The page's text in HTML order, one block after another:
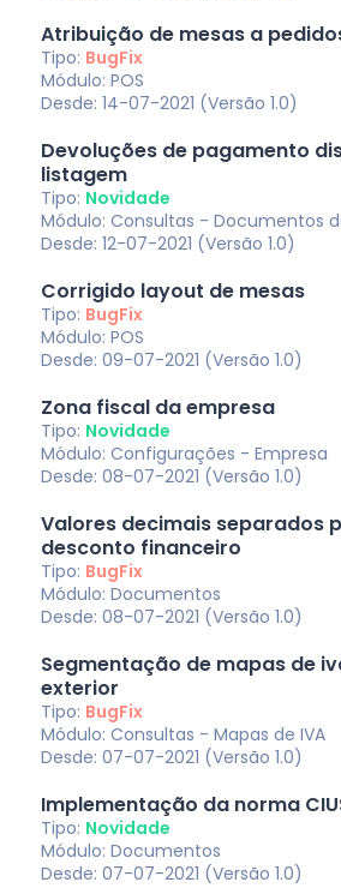
Atribuição de mesas a
Tipo: BugFix
Módulo: POS
Desde: 14-07-2021 (Versão 1.0)
Devoluções de pagamento
listagem
Tipo: Novidade
Módulo: Consultas - Documentos
Desde: 12-07-2021 (Versão 1.0)
Corrigido layout de mesas
Tipo: BugFix
Módulo: POS
Desde: 09-07-2021 (Versão 1.0)
Zona fiscal da empresa
Tipo: Novidade
Módulo: Configurações - Empresa
Desde: 08-07-2021 (Versão 1.0)
Valores decimais separados
desconto financeiro
Tipo: BugFix
Módulo: Documentos
Desde: 08-07-2021 (Versão 1.0)
Segmentação de mapas de
exterior
Tipo: BugFix
Módulo: Consultas - Mapas de IVA
Desde: 07-07-2021 (Versão 1.0)
Implementação da norma
Tipo: Novidade
Módulo: Documentos
Desde: 07-07-2021 (Versão 1.0)